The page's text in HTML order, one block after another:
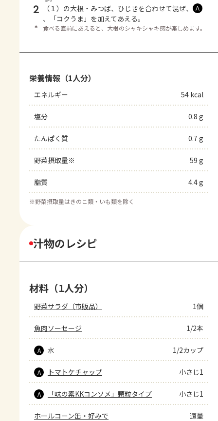
2 （１）の大根・みつば、ひじきを合わせて混ぜ、 Ａ
、「コクうま」を加えてあえる。
＊ 食べる直前にあえると、大根のシャキシャキ感が楽しめます。
栄養情報（1人分）
エネルギー 54 kcal
塩分 0.8 g
たんぱく質 0.7 g
野菜摂取量※ 59 g
脂質 4.4 g
※野菜摂取量はきのこ類・いも類を除く
汁物のレシピ
材料（1人分）
野菜サラダ（市販品） 1個
魚肉ソーセージ 1/2本
A 水 1/2カップ
A トマトケチャップ 小さじ1
A 「味の素KKコンソメ」顆粒タイプ 小さじ1
ホールコーン缶・好みで 適量